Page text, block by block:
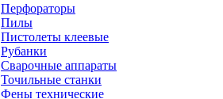
Перфораторы
Пилы
Пистолеты клеевые
Рубанки
Сварочные аппараты
Точильные станки
Фены технические